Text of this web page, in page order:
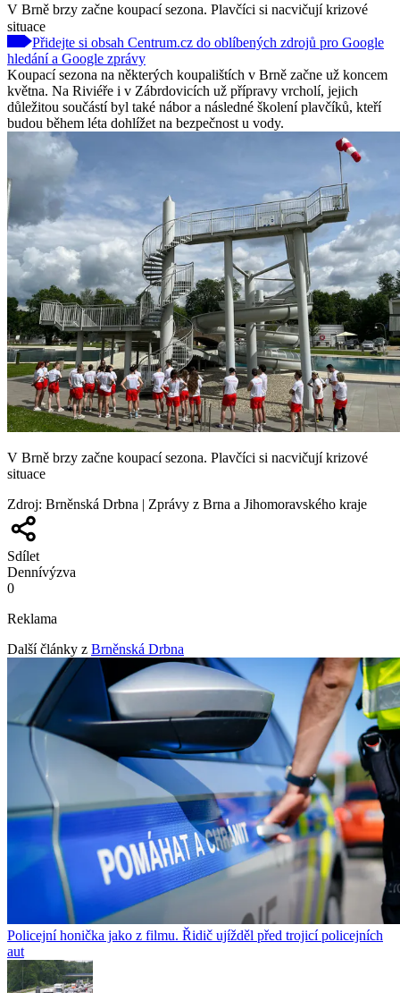
V Brně brzy začne koupací sezona. Plavčíci si nacvičují krizové
situace
Přidejte si obsah Centrum.cz do oblíbených zdrojů pro Google
hledání a Google zprávy
Koupací sezona na některých koupalištích v Brně začne už koncem
května. Na Riviéře i v Zábrdovicích už přípravy vrcholí, jejich
důležitou součástí byl také nábor a následné školení plavčíků, kteří
budou během léta dohlížet na bezpečnost u vody.
V Brně brzy začne koupací sezona. Plavčíci si nacvičují krizové
situace
Zdroj: Brněnská Drbna | Zprávy z Brna a Jihomoravského kraje
Sdílet
Dennívýzva
0
Reklama
Další články z Brněnská Drbna
Policejní honička jako z filmu. Řidič ujížděl před trojicí policejních
aut